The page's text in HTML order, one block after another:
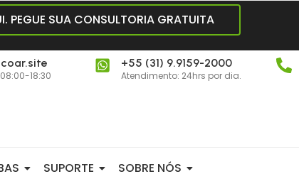
PEGUE SUA CONSULTORIA GRATUITA
18:30
+55 (31) 9.9159-2000
Atendimento: 24hrs por dia.
SUPORTE
SOBRE NÓS